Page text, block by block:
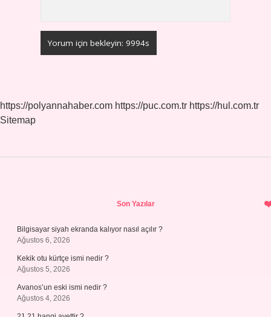
https://polyannahaber.com https://puc.com.tr https://hul.com.tr
Sitemap
Son Yazılar
Bilgisayar siyah ekranda kalıyor nasıl açılır ?
Ağustos 6, 2026
Kekik otu kürtçe ismi nedir ?
Ağustos 5, 2026
Avanos’un eski ismi nedir ?
Ağustos 4, 2026